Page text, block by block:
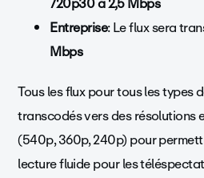
Entreprise: Le flux sera
Mbps
Tous les flux pour tous les types
transcodés vers des résolutions
(540p, 360p, 240p) pour
lecture fluide pour les